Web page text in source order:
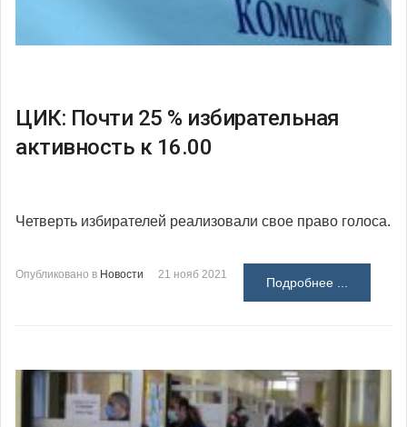
ЦИК: Почти 25 % избирательная
активность к 16.00
Четверть избирателей реализовали свое право голоса.
Опубликовано в Новости 21 нояб 2021
Подробнее ...